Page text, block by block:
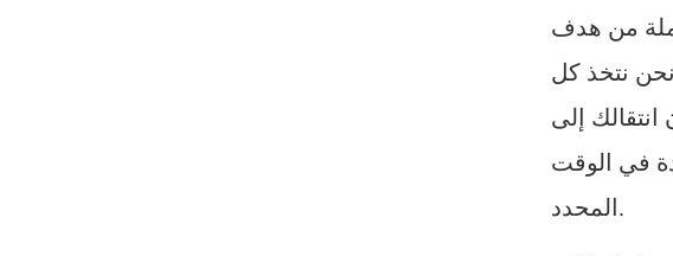
من هدف
نحن نتخذ كل
انتقالك إلى
في الوقت
المحدد.